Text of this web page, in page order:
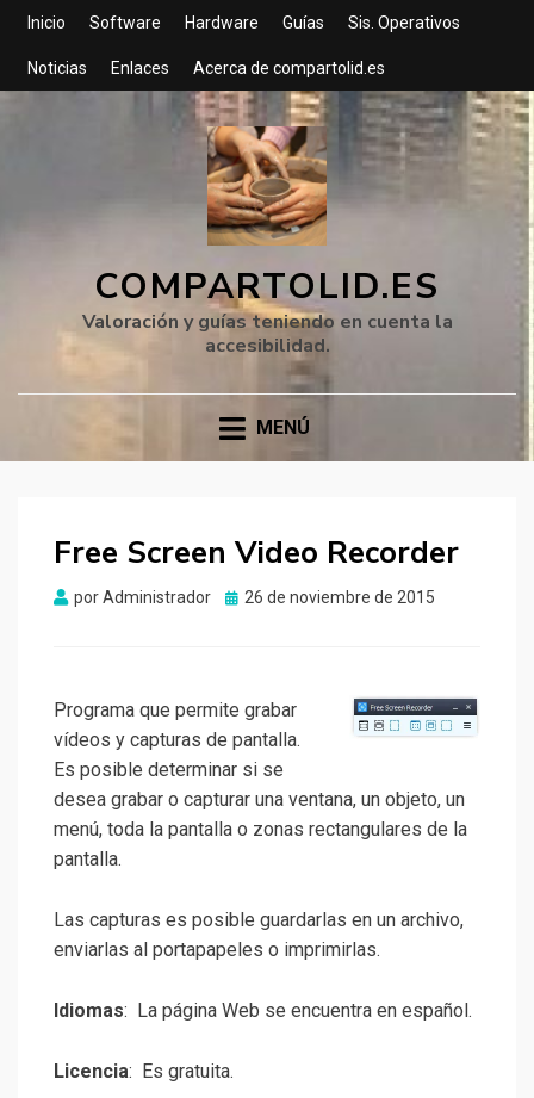
Inicio Software Hardware Guías Sis. Operativos
Noticias Enlaces Acerca de compartolid.es
COMPARTOLID.ES
Valoración y guías teniendo en cuenta la
accesibilidad.
MENÚ
Free Screen Video Recorder
porAdministrador
Publicado
26 de noviembre de 2015
Programa que permite grabar
vídeos y capturas de pantalla.
Es posible determinar si se
desea grabar o capturar una ventana, un objeto, un
menú, toda la pantalla o zonas rectangulares de la
pantalla.
Las capturas es posible guardarlas en un archivo,
enviarlas al portapapeles o imprimirlas.
Idiomas: La página Web se encuentra en español.
Licencia: Es gratuita.